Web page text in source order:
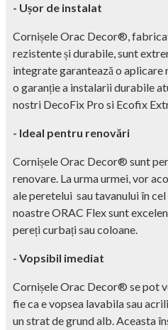
- Ușor de instalat
Cornișele Orac Decor®,
rezistente și durabile, sunt
integrate garantează o aplicare
o garanție a instalarii durabile
nostri DecoFix Pro si Ecofix
- Ideal pentru renovări
Cornișele Orac Decor® sunt
renovare. La urma urmei, vor
ale peretelui sau tavanului în
noastre ORAC Flex sunt
pereți curbați sau coloane.
- Vopsibil imediat
Cornișele Orac Decor® se pot
fie ca e vopsea lavabila sau
un strat de grund alb. Aceasta